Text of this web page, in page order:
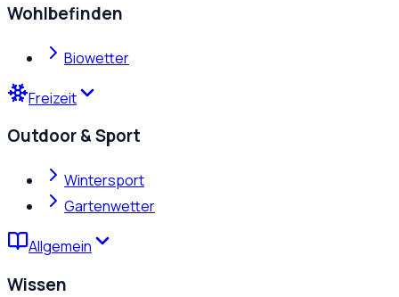
Wohlbefinden
Biowetter
Freizeit
Outdoor & Sport
Wintersport
Gartenwetter
Allgemein
Wissen